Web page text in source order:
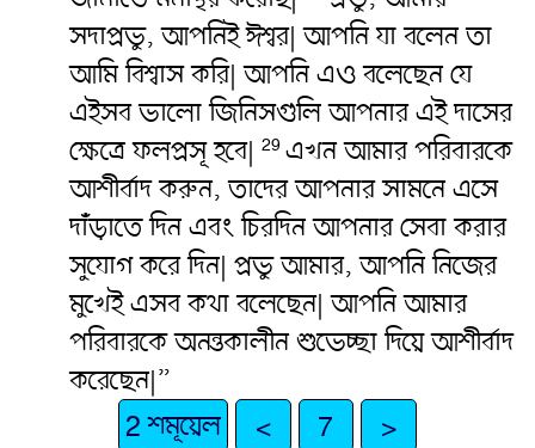
সদাপ্রভু, আপনিই ঈশ্বর| আপনি যা বলেন তা
আমি বিশ্বাস করি| আপনি এও বলেছেন যে
এইসব ভালো জিনিসগুলি আপনার এই দাসের
ক্ষেত্রে ফলপ্রসূ হবে| 29 এখন আমার পরিবারকে
আশীর্বাদ করুন, তাদের আপনার সামনে এসে
দাঁড়াতে দিন এবং চিরদিন আপনার সেবা করার
সুযোগ করে দিন| প্রভু আমার, আপনি নিজের
মুখেই এসব কথা বলেছেন| আপনি আমার
পরিবারকে অনন্তকালীন শুভেচ্ছা দিয়ে আশীর্বাদ
করেছেন|”
2 শমূয়েল
< 7 >